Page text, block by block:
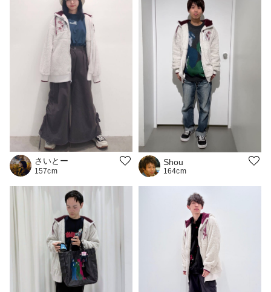
さいとー
157cm
Shou
164cm